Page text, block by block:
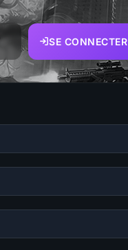
SE CONNECTER